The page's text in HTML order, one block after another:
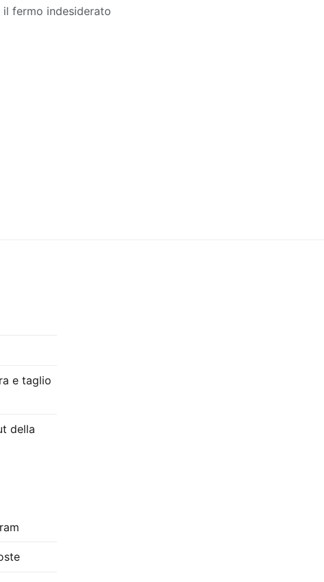
fermo indesiderato
e taglio
della